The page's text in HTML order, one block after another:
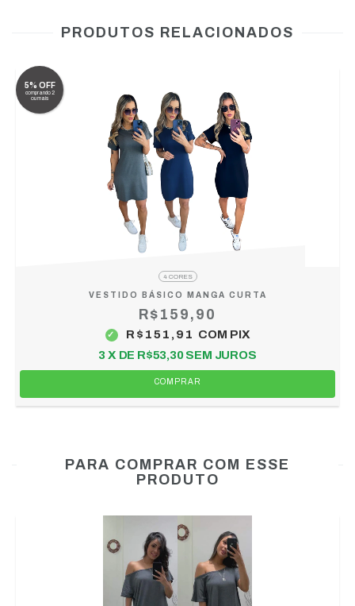
PRODUTOS RELACIONADOS
5% OFF
comprando 2
ou mais
4 CORES
VESTIDO BÁSICO MANGA CURTA
R$159,90
R$151,91 COM PIX
3 X DE R$53,30 SEM JUROS
COMPRAR
PARA COMPRAR COM ESSE
PRODUTO